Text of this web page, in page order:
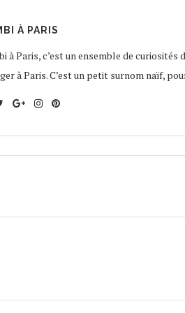
À PARIS
à Paris, c’est un ensemble de
à Paris. C’est un petit surnom naïf,